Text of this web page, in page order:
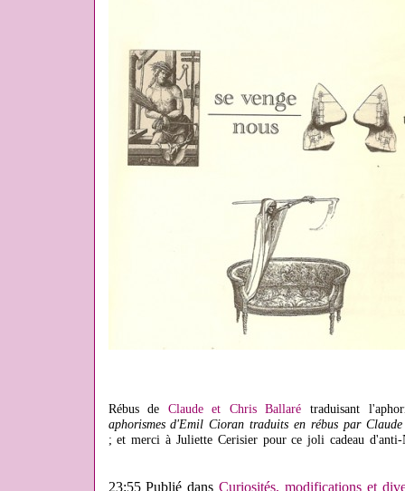
Rébus de Claude et Chris Ballaré traduisant
aphorismes d'Emil Cioran traduits en rébus par
; et merci à Juliette Cerisier pour ce joli cadeau d'anti-
23:55 Publié dansCuriosités, modifications et